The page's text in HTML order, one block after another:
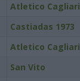
Atletico Cagliari
Castiadas 1973
Atletico Cagliari
San Vito